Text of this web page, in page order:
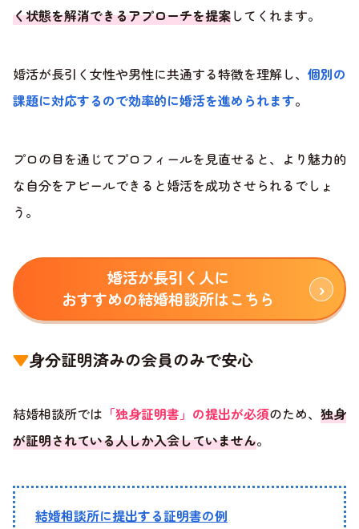
く状態を解消できるアプローチを提案してくれます。
婚活が長引く女性や男性に共通する特徴を理解し、 個別の
課題に対応するので効率的に婚活を進められます。
プロの目を通じてプロフィールを見直せると、より魅力的
な自分をアピールできると婚活を成功させられるでしょ
う。
婚活が長引く人に
おすすめの結婚相談所はこちら
▼身分証明済みの会員のみで安心
結婚相談所では 「独身証明書」の提出が必須のため、 独身
が証明されている人しか入会していません。
結婚相談所に提出する証明書の例